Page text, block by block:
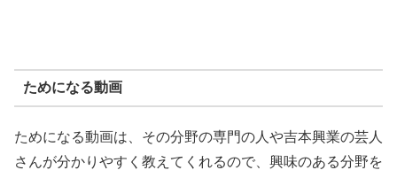
ためになる動画
ためになる動画は、その分野の専門の人や吉本興業の芸人
さんが分かりやすく教えてくれるので、興味のある分野を